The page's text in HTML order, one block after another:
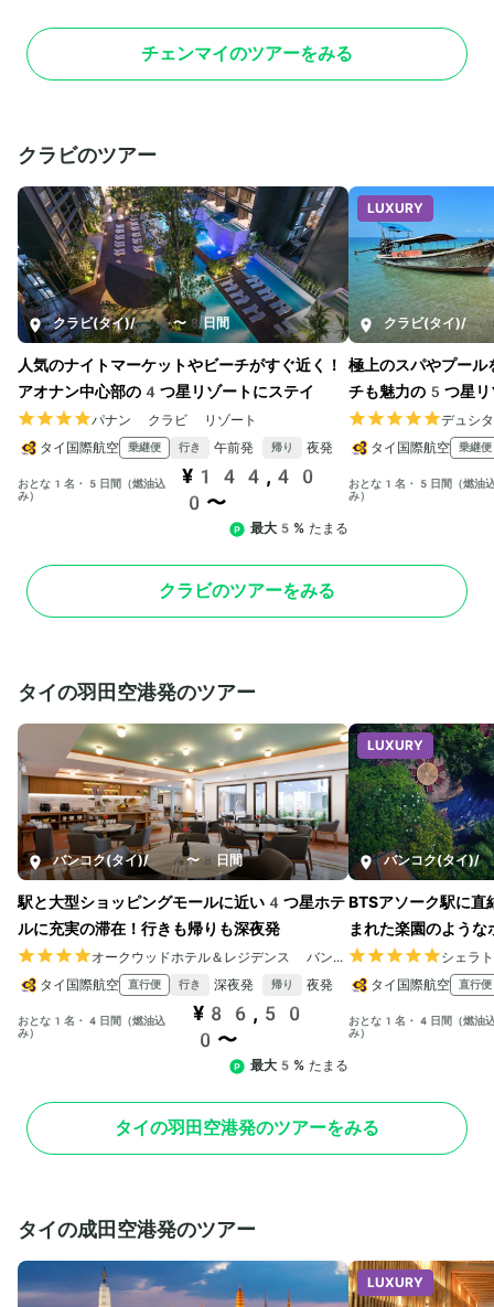
チェンマイのツアーをみる
クラビのツアー
クラビ(タイ)/ 5〜8日間
人気のナイトマーケットやビーチがすぐ近く！
アオナン中心部の4つ星リゾートにステイ
パナン クラビ リゾート
タイ国際航空
乗継便 行き 午前発 帰り 夜発
おとな1名・5日間（燃油込
み）
¥144,40
0〜
最大5% たまる
LUXURY
クラビ(タイ)/ 5
極上のスパやプール
チも魅力の5つ星リ
デュシ
タイ国際航空
乗継便
おとな1名・5日間（燃油
み）
クラビのツアーをみる
タイの羽田空港発のツアー
バンコク(タイ)/ 4〜8日間
駅と大型ショッピングモールに近い4つ星ホテ
ルに充実の滞在！行きも帰りも深夜発
オークウッドホテル＆レジデンス バンコク
タイ国際航空
直行便 行き 深夜発 帰り 夜発
おとな1名・4日間（燃油込
み）
¥86,50
0〜
最大5% たまる
LUXURY
バンコク(タイ)/
BTSアソーク駅に直
まれた楽園のよう
シェラ
タイ国際航空
直行便
おとな1名・4日間（燃油
み）
タイの羽田空港発のツアーをみる
タイの成田空港発のツアー
LUXURY